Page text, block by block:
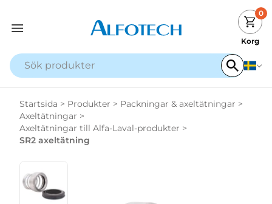
0
Korg
Startsida > Produkter > Packningar & axeltätningar >
Axeltätningar >
Axeltätningar till Alfa-Laval-produkter >
SR2 axeltätning